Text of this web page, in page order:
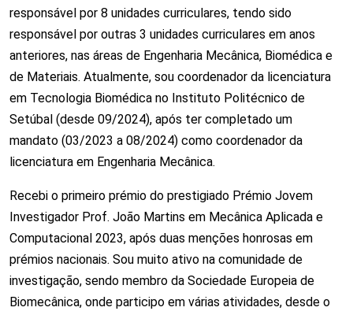
responsável por 8 unidades curriculares, tendo sido
responsável por outras 3 unidades curriculares em anos
anteriores, nas áreas de Engenharia Mecânica, Biomédica e
de Materiais. Atualmente, sou coordenador da licenciatura
em Tecnologia Biomédica no Instituto Politécnico de
Setúbal (desde 09/2024), após ter completado um
mandato (03/2023 a 08/2024) como coordenador da
licenciatura em Engenharia Mecânica.
Recebi o primeiro prémio do prestigiado Prémio Jovem
Investigador Prof. João Martins em Mecânica Aplicada e
Computacional 2023, após duas menções honrosas em
prémios nacionais. Sou muito ativo na comunidade de
investigação, sendo membro da Sociedade Europeia de
Biomecânica, onde participo em várias atividades, desde o